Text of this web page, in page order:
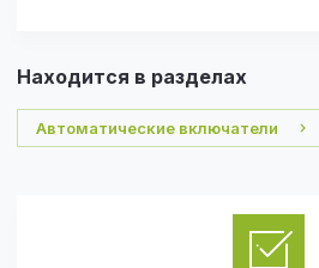
Находится в разделах
Автоматические включатели